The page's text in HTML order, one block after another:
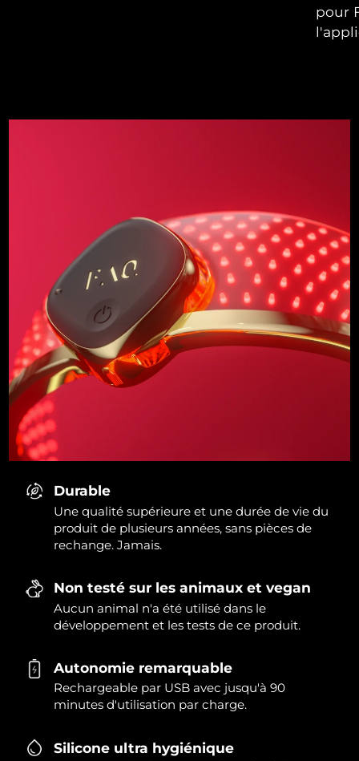
pour
Durable
Une qualité supérieure et une durée de vie du
produit de plusieurs années, sans pièces de
rechange. Jamais.
Non testé sur les animaux et vegan
Aucun animal n'a été utilisé dans le
développement et les tests de ce produit.
Autonomie remarquable
Rechargeable par USB avec jusqu'à 90
minutes d'utilisation par charge.
Silicone ultra hygiénique